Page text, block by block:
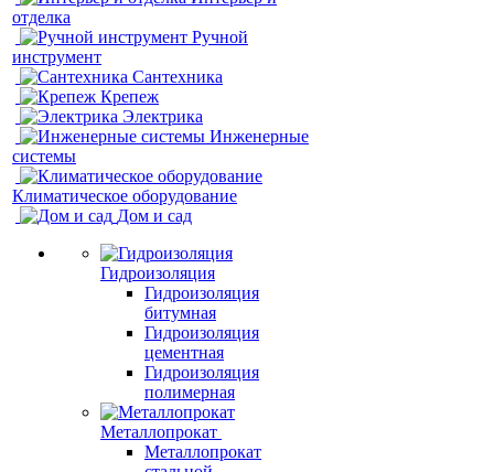
отделка
Ручной
инструмент
Сантехника
Крепеж
Электрика
Инженерные
системы
Климатическое оборудование
Дом и сад
Гидроизоляция
Гидроизоляция
битумная
Гидроизоляция
цементная
Гидроизоляция
полимерная
Металлопрокат
Металлопрокат